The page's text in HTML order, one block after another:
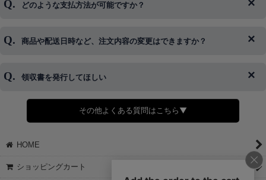
◆即日発送を行なっている関係上、午後以降のご連絡やキャンセル
※発送後、発送準備が完了しお手続きが間に合わない場合は変更、
どのような支払方法が可能ですか？
◆代金引換・クレジットカード・携帯キャリア決済・おねだり決
商品や配送日時など、注文内容の変更はできますか？
◆商品発送前の変更は承っております。
さい。
領収書を発行してほしい
◆領収書はご希望頂いた場合のみ発行しております。
【これからご注文する場合】
STEP2「お届け先・お支払い」ページにて備考欄に下記の記載をお
願いします。
その他よくある質問はこちら▼
HOME
ショッピングカート